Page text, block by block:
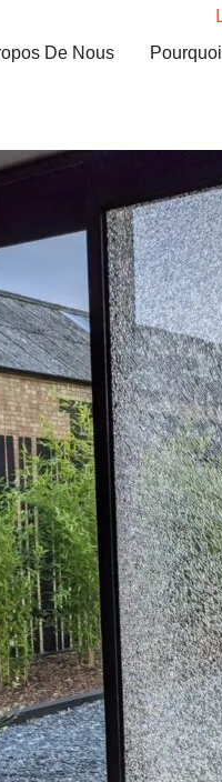
De Nous